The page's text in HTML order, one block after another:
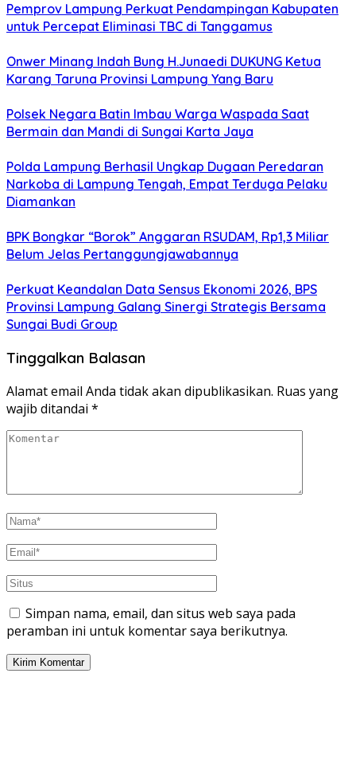
Pemprov Lampung Perkuat Pendampingan Kabupaten
untuk Percepat Eliminasi TBC di Tanggamus
Onwer Minang Indah Bung H.Junaedi DUKUNG Ketua
Karang Taruna Provinsi Lampung Yang Baru
Polsek Negara Batin Imbau Warga Waspada Saat
Bermain dan Mandi di Sungai Karta Jaya
Polda Lampung Berhasil Ungkap Dugaan Peredaran
Narkoba di Lampung Tengah, Empat Terduga Pelaku
Diamankan
BPK Bongkar “Borok” Anggaran RSUDAM, Rp1,3 Miliar
Belum Jelas Pertanggungjawabannya
Perkuat Keandalan Data Sensus Ekonomi 2026, BPS
Provinsi Lampung Galang Sinergi Strategis Bersama
Sungai Budi Group
Tinggalkan Balasan
Alamat email Anda tidak akan dipublikasikan. Ruas yang
wajib ditandai *
Simpan nama, email, dan situs web saya pada
peramban ini untuk komentar saya berikutnya.